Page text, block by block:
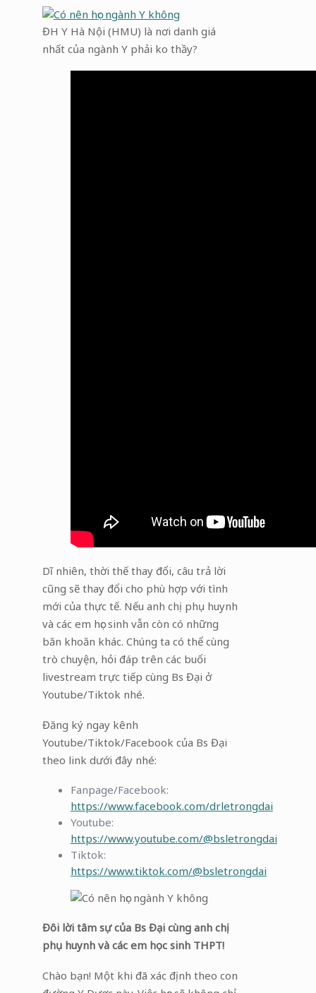
ĐH Y Hà Nội (HMU) là nơi danh giá
nhất của ngành Y phải ko thầy?
Dĩ nhiên, thời thế thay đổi, câu trả lời
cũng sẽ thay đổi cho phù hợp với tình
mới của thực tế. Nếu anh chị phụ huynh
và các em học sinh vẫn còn có những
băn khoăn khác. Chúng ta có thể cùng
trò chuyện, hỏi đáp trên các buổi
livestream trực tiếp cùng Bs Đại ở
Youtube/Tiktok nhé.
Đăng ký ngay kênh
Youtube/Tiktok/Facebook của Bs Đại
theo link dưới đây nhé:
Fanpage/Facebook:
https://www.facebook.com/drletrongdai
Youtube:
https://www.youtube.com/@bsletrongdai
Tiktok:
https://www.tiktok.com/@bsletrongdai
Đôi lời tâm sự của Bs Đại cùng anh chị
phụ huynh và các em học sinh THPT!
Chào bạn! Một khi đã xác định theo con